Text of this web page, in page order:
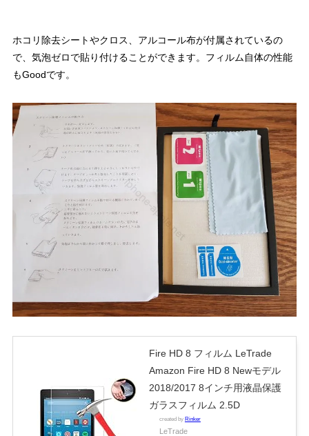
ホコリ除去シートやクロス、アルコール布が付属されているの
で、気泡ゼロで貼り付けることができます。フィルム自体の性能
もGoodです。
Fire HD 8 フィルム LeTrade
Amazon Fire HD 8 Newモデル
2018/2017 8インチ用液晶保護
ガラスフィルム 2.5D
created by Rinker
LeTrade